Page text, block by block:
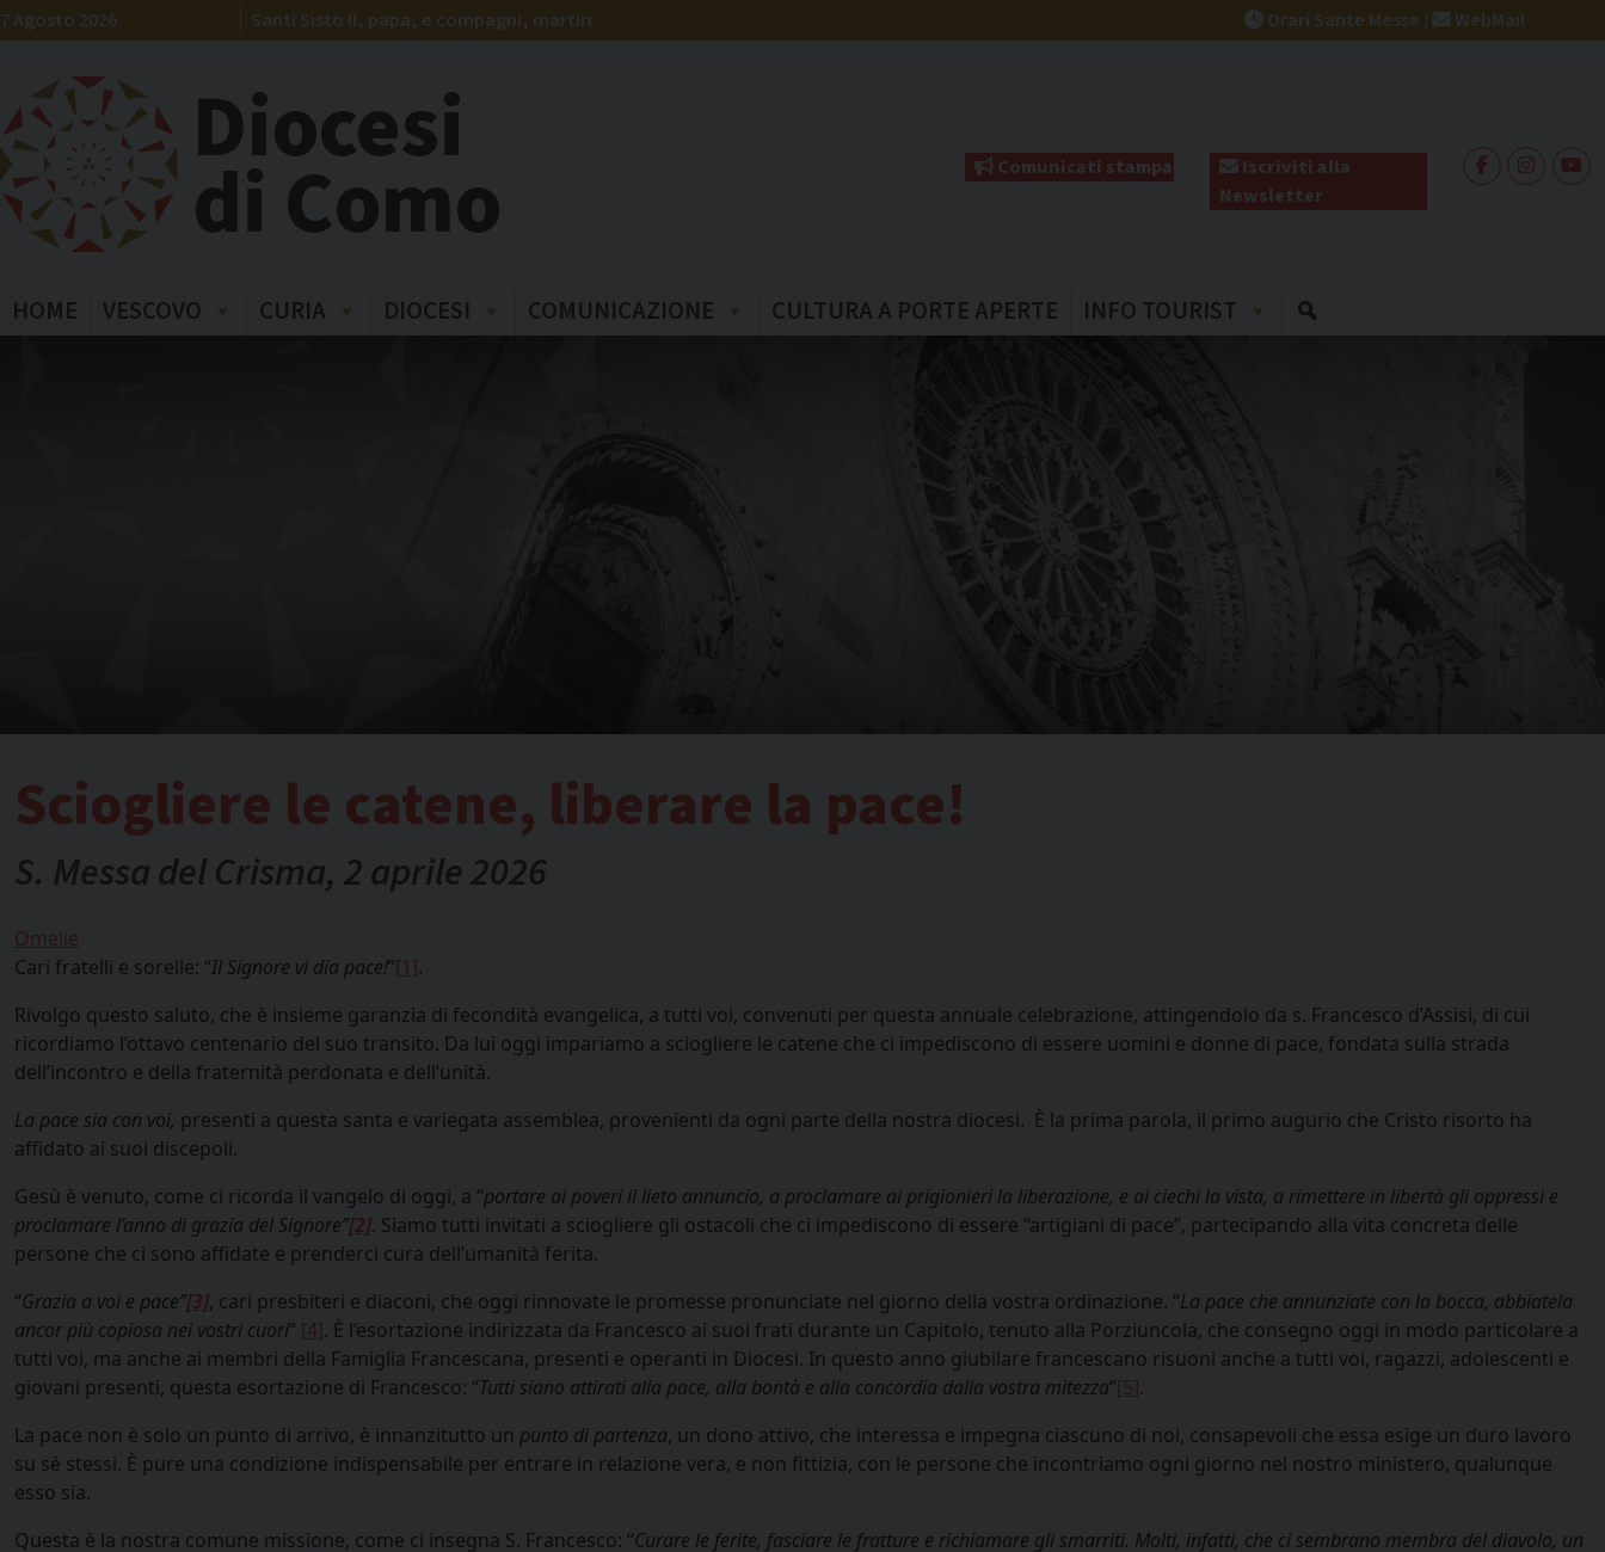
Skip
to
7 Agosto 2026 Santi Sisto II, papa, e compagni, martiri Orari Sante Messe | WebMail
Diocesi
di Como Comunicati stampa
Iscriviti alla
Newsletter
HOME VESCOVO CURIA DIOCESI COMUNICAZIONE CULTURA A PORTE APERTE INFO TOURIST
Sciogliere le catene, liberare la pace!
S. Messa del Crisma, 2 aprile 2026
Omelie
Cari fratelli e sorelle: “Il Signore vi dia pace!”[1].
Rivolgo questo saluto, che è insieme garanzia di fecondità evangelica, a tutti voi, convenuti per questa annuale celebrazione, attingendolo da s. Francesco d’Assisi, di cui
ricordiamo l’ottavo centenario del suo transito. Da lui oggi impariamo a sciogliere le catene che ci impediscono di essere uomini e donne di pace, fondata sulla strada
dell’incontro e della fraternità perdonata e dell’unità.
La pace sia con voi, presenti a questa santa e variegata assemblea, provenienti da ogni parte della nostra diocesi. È la prima parola, il primo augurio che Cristo risorto ha
affidato ai suoi discepoli.
Gesù è venuto, come ci ricorda il vangelo di oggi, a “portare ai poveri il lieto annuncio, a proclamare ai prigionieri la liberazione, e ai ciechi la vista, a rimettere in libertà gli oppressi e
proclamare l’anno di grazia del Signore”[2]. Siamo tutti invitati a sciogliere gli ostacoli che ci impediscono di essere “artigiani di pace”, partecipando alla vita concreta delle
persone che ci sono affidate e prenderci cura dell’umanità ferita.
“Grazia a voi e pace”[3], cari presbiteri e diaconi, che oggi rinnovate le promesse pronunciate nel giorno della vostra ordinazione. “La pace che annunziate con la bocca, abbiatela
ancor più copiosa nei vostri cuori” [4]. È l’esortazione indirizzata da Francesco ai suoi frati durante un Capitolo, tenuto alla Porziuncola, che consegno oggi in modo particolare a
tutti voi, ma anche ai membri della Famiglia Francescana, presenti e operanti in Diocesi. In questo anno giubilare francescano risuoni anche a tutti voi, ragazzi, adolescenti e
giovani presenti, questa esortazione di Francesco: “Tutti siano attirati alla pace, alla bontà e alla concordia dalla vostra mitezza”[5].
La pace non è solo un punto di arrivo, è innanzitutto un punto di partenza, un dono attivo, che interessa e impegna ciascuno di noi, consapevoli che essa esige un duro lavoro
su sé stessi. È pure una condizione indispensabile per entrare in relazione vera, e non fittizia, con le persone che incontriamo ogni giorno nel nostro ministero, qualunque
esso sia.
Questa è la nostra comune missione, come ci insegna S. Francesco: “Curare le ferite, fasciare le fratture e richiamare gli smarriti. Molti, infatti, che ci sembrano membra del diavolo, un